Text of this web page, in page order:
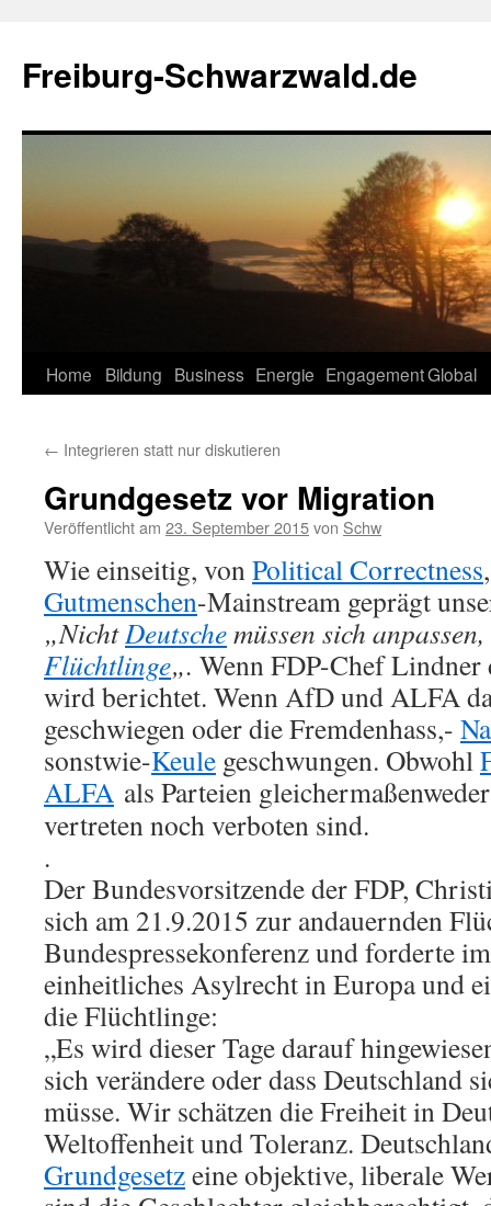
springen
Freiburg-Schwarzwald.de
Home Bildung Business Energie EngagementGlobal
← Integrieren statt nur diskutieren
Grundgesetz vor Migration
Veröffentlicht am 23. September 2015von Schw
Wie einseitig, vonPolitical Correctness
Gutmenschen-Mainstream geprägt
„NichtDeutschemüssen sich
Flüchtlinge„. Wenn FDP-Chef Lindner
wird berichtet. Wenn AfD und ALFA
geschwiegen oder die Fremdenhass,-
sonstwie-Keule geschwungen. Obwohl
ALFA als Parteien gleichermaßen
vertreten noch verboten sind.
.
Der Bundesvorsitzende der FDP,
sich am 21.9.2015 zur andauernden
Bundespressekonferenz und forderte
einheitliches Asylrecht in Europa und
die Flüchtlinge:
„Es wird dieser Tage darauf
sich verändere oder dass Deutschland
müsse. Wir schätzen die Freiheit in
Weltoffenheit und Toleranz.
Grundgesetzeine objektive, liberale